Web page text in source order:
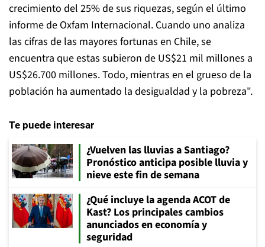
crecimiento del 25% de sus riquezas, según el último
informe de Oxfam Internacional. Cuando uno analiza
las cifras de las mayores fortunas en Chile, se
encuentra que estas subieron de US$21 mil millones a
US$26.700 millones. Todo, mientras en el grueso de la
población ha aumentado la desigualdad y la pobreza".
Te puede interesar
¿Vuelven las lluvias a Santiago?
Pronóstico anticipa posible lluvia y
nieve este fin de semana
¿Qué incluye la agenda ACOT de
Kast? Los principales cambios
anunciados en economía y
seguridad